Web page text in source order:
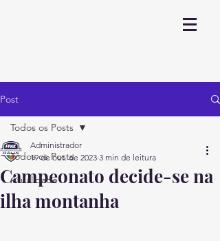
Post
Todos os Posts
Atualidade
Todos os Posts
Campeonato decide-se na
ilha montanha
Administrador
19 de out. de 2023 3 min de leitura